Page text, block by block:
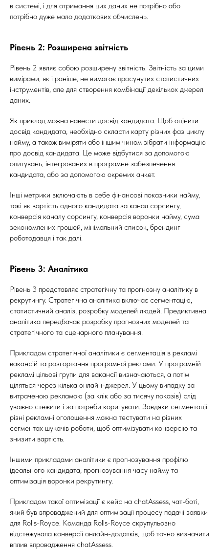
в системі, і для отримання цих даних не потрібно або
потрібно дуже мало додаткових обчислень.
Рівень 2: Розширена звітність
Рівень 2 являє собою розширену звітність. Звітність за цими
вимірами, як і раніше, не вимагає просунутих статистичних
інструментів, але для створення комбінації декількох джерел
даних.
Як приклад можна навести досвід кандидата. Щоб оцінити
досвід кандидата, необхідно скласти карту різних фаз циклу
найму, а також виміряти або іншим чином зібрати інформацію
про досвід кандидата. Це може відбутися за допомогою
опитувань, інтегрованих в програмне забезпечення
кандидата, або за допомогою окремих анкет.
Інші метрики включають в себе фінансові показники найму,
такі як вартість одного кандидата за канал сорсингу,
конверсія каналу сорсингу, конверсія воронки найму, сума
зекономлених грошей, мінімальний список, брендинг
роботодавця і так далі.
Рівень 3: Аналітика
Рівень 3 представляє стратегічну та прогнозну аналітику в
рекрутингу. Стратегічна аналітика включає сегментацію,
статистичний аналіз, розробку моделей людей. Предиктивна
аналітика передбачає розробку прогнозних моделей та
стратегічного та сценарного планування.
Прикладом стратегічної аналітики є сегментація в рекламі
вакансій та розгортання програмної реклами. У програмній
рекламі цільові групи для вакансії визначаються, а потім
ціляться через кілька онлайн-джерел. У цьому випадку за
витраченою рекламою (за клік або за тисячу показів) слід
уважно стежити і за потреби коригувати. Завдяки сегментації
різні рекламні оголошення можна тестувати на різних
сегментах шукачів роботи, щоб оптимізувати конверсію та
знизити вартість.
Іншими прикладами аналітики є прогнозування профілю
ідеального кандидата, прогнозування часу найму та
оптимізація воронки рекрутингу.
Прикладом такої оптимізації є кейс на chatAssess, чат-боті,
який був впроваджений для оптимізації процесу подачі заявки
для Rolls-Royce. Команда Rolls-Royce скрупульозно
відстежувала конверсії онлайн-додатків, щоб точно визначити
вплив впровадження chatAssess.